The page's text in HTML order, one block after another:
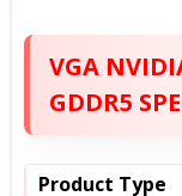
VGA
GDDR5
Product Type